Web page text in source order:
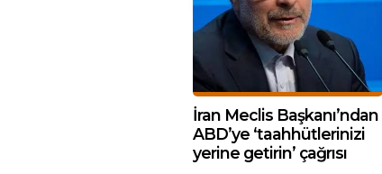
İran Meclis Başkanı’ndan
ABD’ye ‘taahhütlerinizi
yerine getirin’ çağrısı